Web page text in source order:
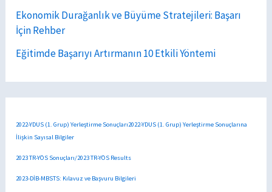
Ekonomik Durağanlık ve Büyüme Stratejileri: Başarı
İçin Rehber
Eğitimde Başarıyı Artırmanın 10 Etkili Yöntemi
2022-YDUS (1. Grup) Yerleştirme Sonuçları2022-YDUS (1. Grup) Yerleştirme Sonuçlarına
İlişkin Sayısal Bilgiler
2023 TR-YÖS Sonuçları/2023 TR-YÖS Results
2023-DİB-MBSTS: Kılavuz ve Başvuru Bilgileri